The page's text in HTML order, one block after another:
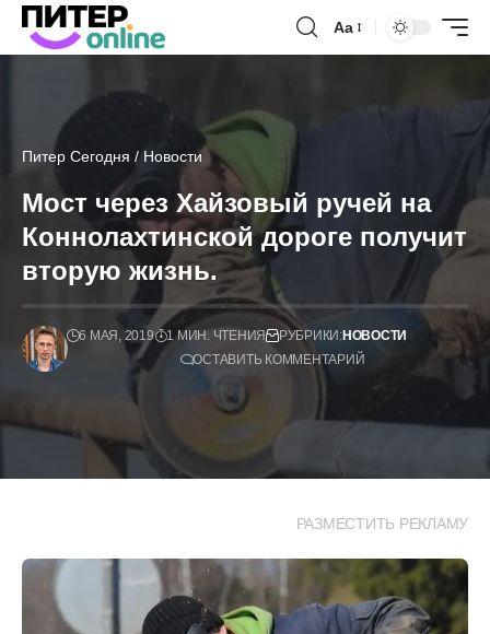
Аа
Питер Сегодня / Новости
Мост через Хайзовый ручей на
Коннолахтинской дороге получит
вторую жизнь.
6 МАЯ, 2019 1 МИН. ЧТЕНИЯ РУБРИКИ:НОВОСТИ
ОСТАВИТЬ КОММЕНТАРИЙ
РАЗМЕСТИТЬ РЕКЛАМУ